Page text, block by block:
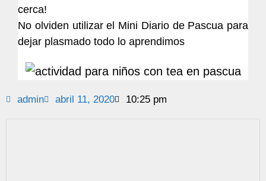
cerca!
No olviden utilizar el Mini Diario de Pascua para
dejar plasmado todo lo aprendimos
admin abril 11, 2020 10:25 pm